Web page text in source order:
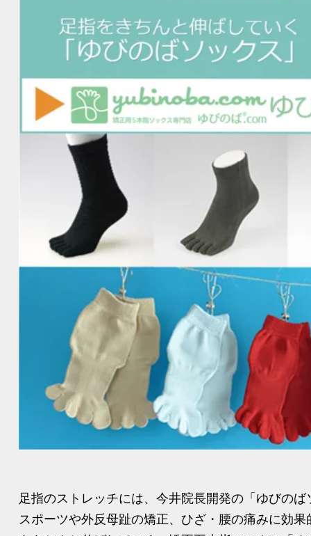
足指のストレッチには、今井院長開発の「ゆびの
スポーツや外反母趾の矯正、ひざ・腰の痛みに効